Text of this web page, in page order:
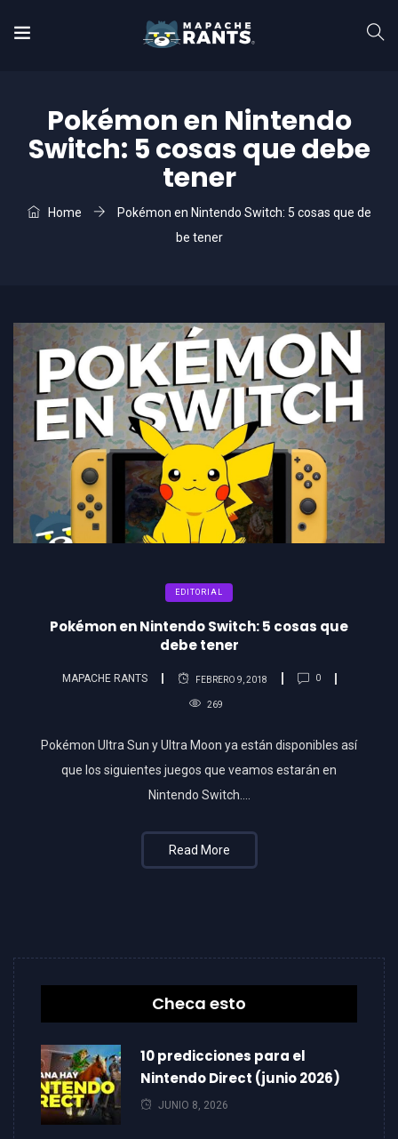
Pokémon en Nintendo
Switch: 5 cosas que debe
tener
Home
Pokémon en Nintendo Switch: 5 cosas que de
be tener
EDITORIAL
Pokémon en Nintendo Switch: 5 cosas que
debe tener
MAPACHE RANTS FEBRERO 9, 2018 0
269
Pokémon Ultra Sun y Ultra Moon ya están disponibles así
que los siguientes juegos que veamos estarán en
Nintendo Switch….
Read More
Checa esto
10 predicciones para el
Nintendo Direct (junio 2026)
JUNIO 8, 2026